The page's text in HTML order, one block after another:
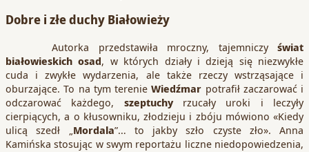
Dobre i złe duchy Białowieży
Autorka przedstawiła mroczny, tajemniczy świat
białowieskich osad, w których działy i dzieją się niezwykłe
cuda i zwykłe wydarzenia, ale także rzeczy wstrząsające i
oburzające. To na tym terenieWiedźmar potrafił zaczarować i
odczarować każdego, szeptuchy rzucały uroki i leczyły
cierpiących, a o kłusowniku, złodzieju i zbóju mówiono «Kiedy
ulicą szedł „ Mordala”… to jakby szło czyste zło». Anna
Kamińska stosując w swym reportażu liczne niedopowiedzenia,